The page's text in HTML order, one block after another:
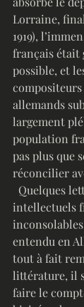
Lorraine,
1919),
français était
possible, et
allemands
largement
population
pas plus que
réconcilier
intellectuels
entendu en
tout à fait
littérature, il
faire le